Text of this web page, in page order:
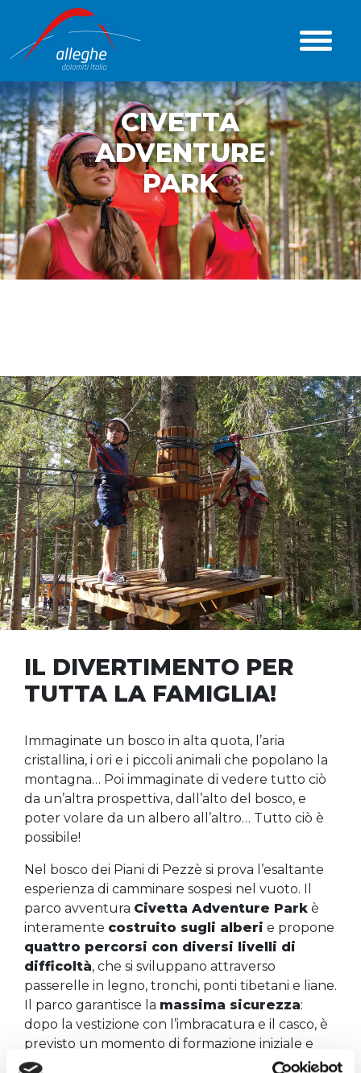
CIVETTA
ADVENTURE
PARK
IL DIVERTIMENTO PER
TUTTA LA FAMIGLIA!
Immaginate un bosco in alta quota, l’aria
cristallina, i ori e i piccoli animali che popolano la
montagna… Poi immaginate di vedere tutto ciò
da un’altra prospettiva, dall’alto del bosco, e
poter volare da un albero all’altro… Tutto ciò è
possibile!
Nel bosco dei Piani di Pezzè si prova l’esaltante
esperienza di camminare sospesi nel vuoto. Il
parco avventura Civetta Adventure Park è
interamente costruito sugli alberi e propone
quattro percorsi con diversi livelli di
difficoltà, che si sviluppano attraverso
passerelle in legno, tronchi, ponti tibetani e liane.
Il parco garantisce la massima sicurezza:
dopo la vestizione con l’imbracatura e il casco, è
previsto un momento di formazione iniziale e
l’attraversamento dei percorsi avviene sotto la